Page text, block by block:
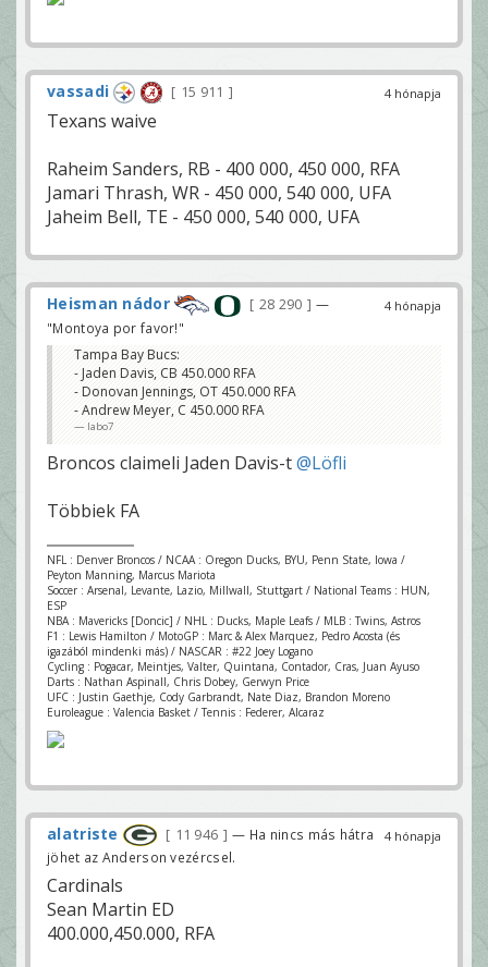
4 hónapja
vassadi 15 911
Texans waive
Raheim Sanders, RB - 400 000, 450 000, RFA
Jamari Thrash, WR - 450 000, 540 000, UFA
Jaheim Bell, TE - 450 000, 540 000, UFA
4 hónapja
Heisman nádor 28 290
—
"Montoya por favor!"
Tampa Bay Bucs:
- Jaden Davis, CB 450.000 RFA
- Donovan Jennings, OT 450.000 RFA
- Andrew Meyer, C 450.000 RFA
labo7
Broncos claimeli Jaden Davis-t@Löfli
Többiek FA
NFL : Denver Broncos / NCAA : Oregon Ducks, BYU, Penn State, Iowa /
Peyton Manning, Marcus Mariota
Soccer : Arsenal, Levante, Lazio, Millwall, Stuttgart / National Teams : HUN,
ESP
NBA : Mavericks [Doncic] / NHL : Ducks, Maple Leafs / MLB : Twins, Astros
F1 : Lewis Hamilton / MotoGP : Marc & Alex Marquez, Pedro Acosta (és
igazából mindenki más) / NASCAR : #22 Joey Logano
Cycling : Pogacar, Meintjes, Valter, Quintana, Contador, Cras, Juan Ayuso
Darts : Nathan Aspinall, Chris Dobey, Gerwyn Price
UFC : Justin Gaethje, Cody Garbrandt, Nate Diaz, Brandon Moreno
Euroleague : Valencia Basket / Tennis : Federer, Alcaraz
4 hónapja
alatriste 11 946
— Ha nincs más hátra
jöhet az Anderson vezércsel.
Cardinals
Sean Martin ED
400.000,450.000, RFA